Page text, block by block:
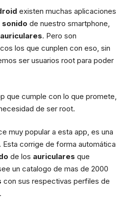
existen muchas aplicaciones
sonido de nuestro smartphone,
auriculares. Pero son
los que cunplen con eso, sin
ser usuarios root para poder
que cumple con lo que promete,
de ser root.
muy popular a esta app, es una
. Esta corrige de forma automática
de los auriculares que
un catalogo de mas de 2000
con sus respectivas perfiles de